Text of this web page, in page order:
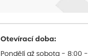
Otevírací doba:
Pondělí až sobota - 8:00 -